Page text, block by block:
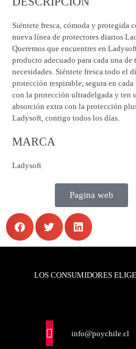
Siéntete fresca, cómoda y protegida
nueva línea de protectores diarios
Queremos que encuentres en
producto adecuado para cada una de
necesidades. Siéntete fresca todo el
protección respirable, segura en cada
con la protección ultradelgada y ten
absorción extra con la protección
Ladysoft, contigo todos los días.
MARCA
Ladysoft
Pagina web
LOS CONSUMIDORES
info@poychile.cl